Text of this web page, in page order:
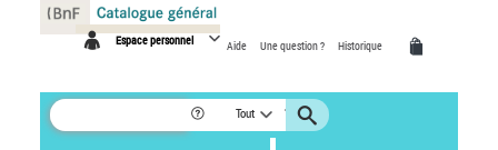
Espace personnel Aide Une question ? Historique
Tout
Panneau de gestion des cookies